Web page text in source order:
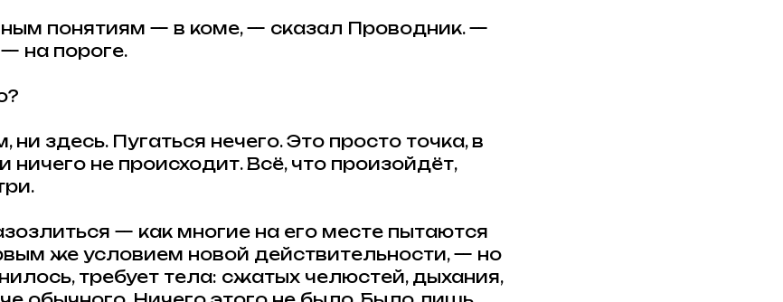
понятиям — в коме, — сказал Проводник. —
на пороге.
здесь. Пугаться нечего. Это просто точка, в
ничего не происходит. Всё, что произойдёт,
— как многие на его месте пытаются
же условием новой действительности, — но
требует тела: сжатых челюстей, дыхания,